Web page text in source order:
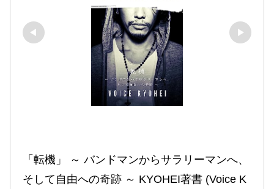
「転機」 ～ バンドマンからサラリーマンへ、
そして自由への奇跡 ～ KYOHEI著書 (Voice K